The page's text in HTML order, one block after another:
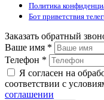
Политика
Бот приветствия
Заказать обратный
Ваше имя *
Телефон *
Я согласен на
соответствии с
соглашении